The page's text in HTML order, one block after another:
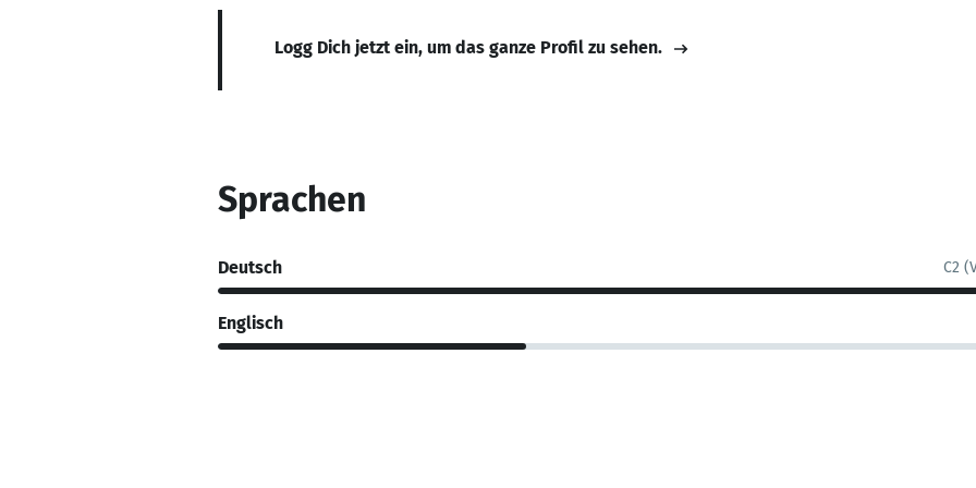
Logg Dich jetzt ein, um das ganze Profil zu sehen.
Sprachen
Deutsch C2
Englisch